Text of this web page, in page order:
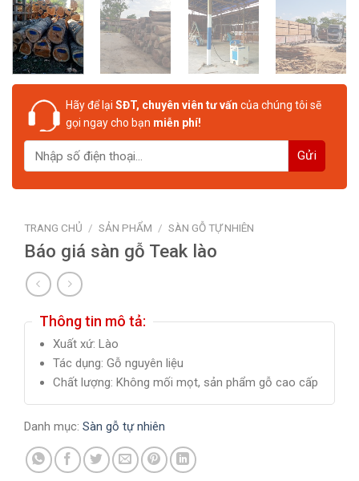
Hãy để lại SĐT, chuyên viên tư vấn của chúng tôi sẽ
gọi ngay cho bạn miễn phí!
TRANG CHỦ / SẢN PHẨM / SÀN GỖ TỰ NHIÊN
Báo giá sàn gỗ Teak lào
Thông tin mô tả:
Xuất xứ: Lào
Tác dụng: Gỗ nguyên liệu
Chất lượng: Không mối mọt, sản phẩm gỗ cao cấp
Danh mục: Sàn gỗ tự nhiên